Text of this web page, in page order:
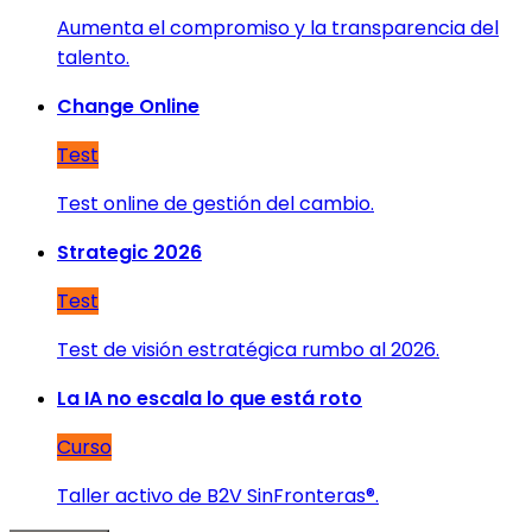
Aumenta el compromiso y la transparencia del
talento.
Change Online
Test
Test online de gestión del cambio.
Strategic 2026
Test
Test de visión estratégica rumbo al 2026.
La IA no escala lo que está roto
Curso
Taller activo de B2V SinFronteras®.